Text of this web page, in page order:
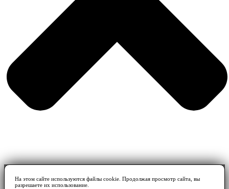
На этом сайте используются файлы cookie. Продолжая просмотр сайта, вы
разрешаете их использование.